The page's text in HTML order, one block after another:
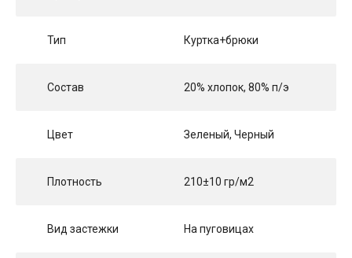
Тип Куртка+брюки
Состав 20% хлопок, 80% п/э
Цвет Зеленый, Черный
Плотность 210±10 гр/м2
Вид застежки На пуговицах